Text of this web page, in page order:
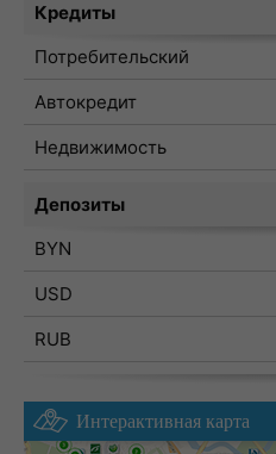
Кредиты
Потребительский
Автокредит
Недвижимость
Депозиты
BYN
USD
RUB
Интерактивная карта